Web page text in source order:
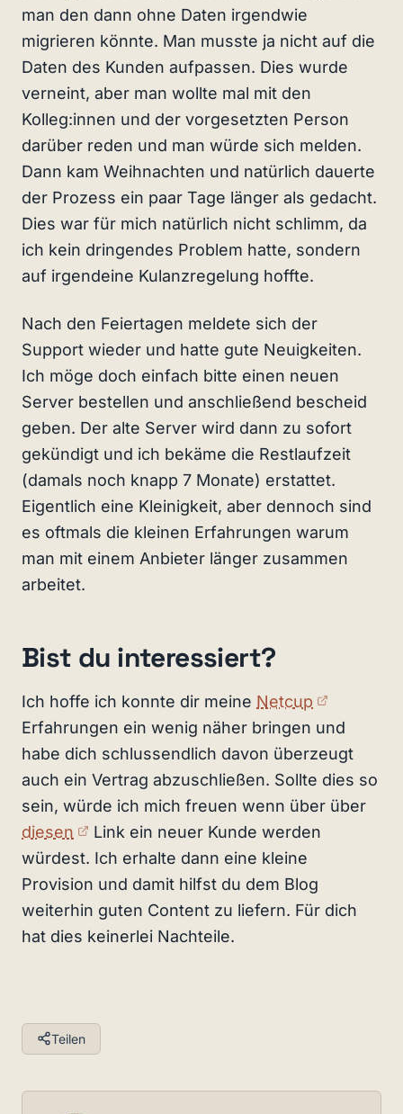
man den dann ohne Daten irgendwie
migrieren könnte. Man musste ja nicht auf die
Daten des Kunden aufpassen. Dies wurde
verneint, aber man wollte mal mit den
Kolleg:innen und der vorgesetzten Person
darüber reden und man würde sich melden.
Dann kam Weihnachten und natürlich dauerte
der Prozess ein paar Tage länger als gedacht.
Dies war für mich natürlich nicht schlimm, da
ich kein dringendes Problem hatte, sondern
auf irgendeine Kulanzregelung hoffte.
Nach den Feiertagen meldete sich der
Support wieder und hatte gute Neuigkeiten.
Ich möge doch einfach bitte einen neuen
Server bestellen und anschließend bescheid
geben. Der alte Server wird dann zu sofort
gekündigt und ich bekäme die Restlaufzeit
(damals noch knapp 7 Monate) erstattet.
Eigentlich eine Kleinigkeit, aber dennoch sind
es oftmals die kleinen Erfahrungen warum
man mit einem Anbieter länger zusammen
arbeitet.
Bist du interessiert?
Ich hoffe ich konnte dir meine Netcup
(externer
Erfahrungen ein wenig näher bringen und
habe dich schlussendlich davon überzeugt
auch ein Vertrag abzuschließen. Sollte dies so
sein, würde ich mich freuen wenn über über
diesen
(externer Link)
Link ein neuer Kunde werden
würdest. Ich erhalte dann eine kleine
Provision und damit hilfst du dem Blog
weiterhin guten Content zu liefern. Für dich
hat dies keinerlei Nachteile.
Teilen